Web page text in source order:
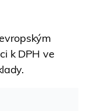
k DPH ve